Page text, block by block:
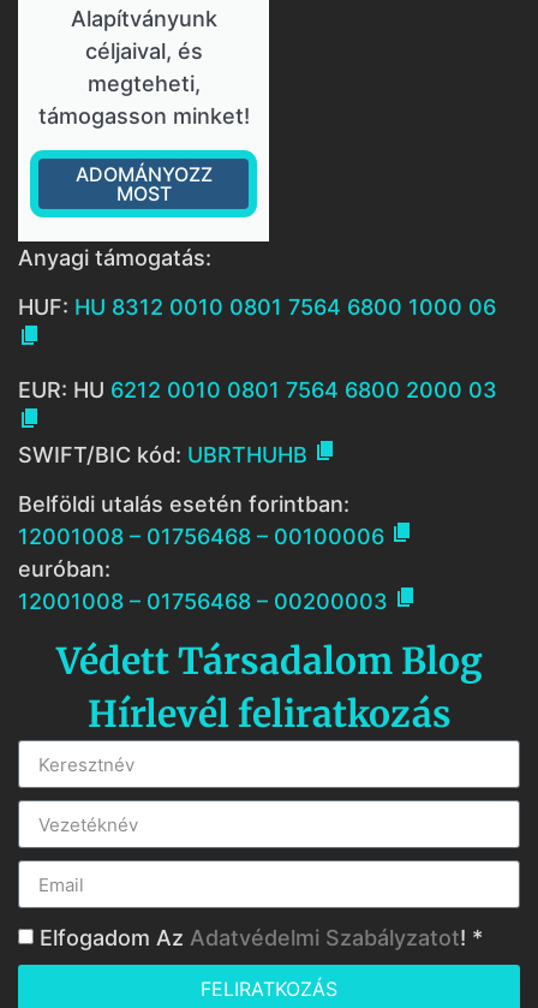
Alapítványunk
céljaival, és
megteheti,
támogasson minket!
ADOMÁNYOZZ
MOST
Anyagi támogatás:
HUF: HU 8312 0010 0801 7564 6800 1000 06

EUR: HU 6212 0010 0801 7564 6800 2000 03

SWIFT/BIC kód: UBRTHUHB 
Belföldi utalás esetén forintban:
12001008 – 01756468 – 00100006 
euróban:
12001008 – 01756468 – 00200003 
Védett Társadalom Blog
Hírlevél feliratkozás
Elfogadom Az Adatvédelmi Szabályzatot! *
FELIRATKOZÁS